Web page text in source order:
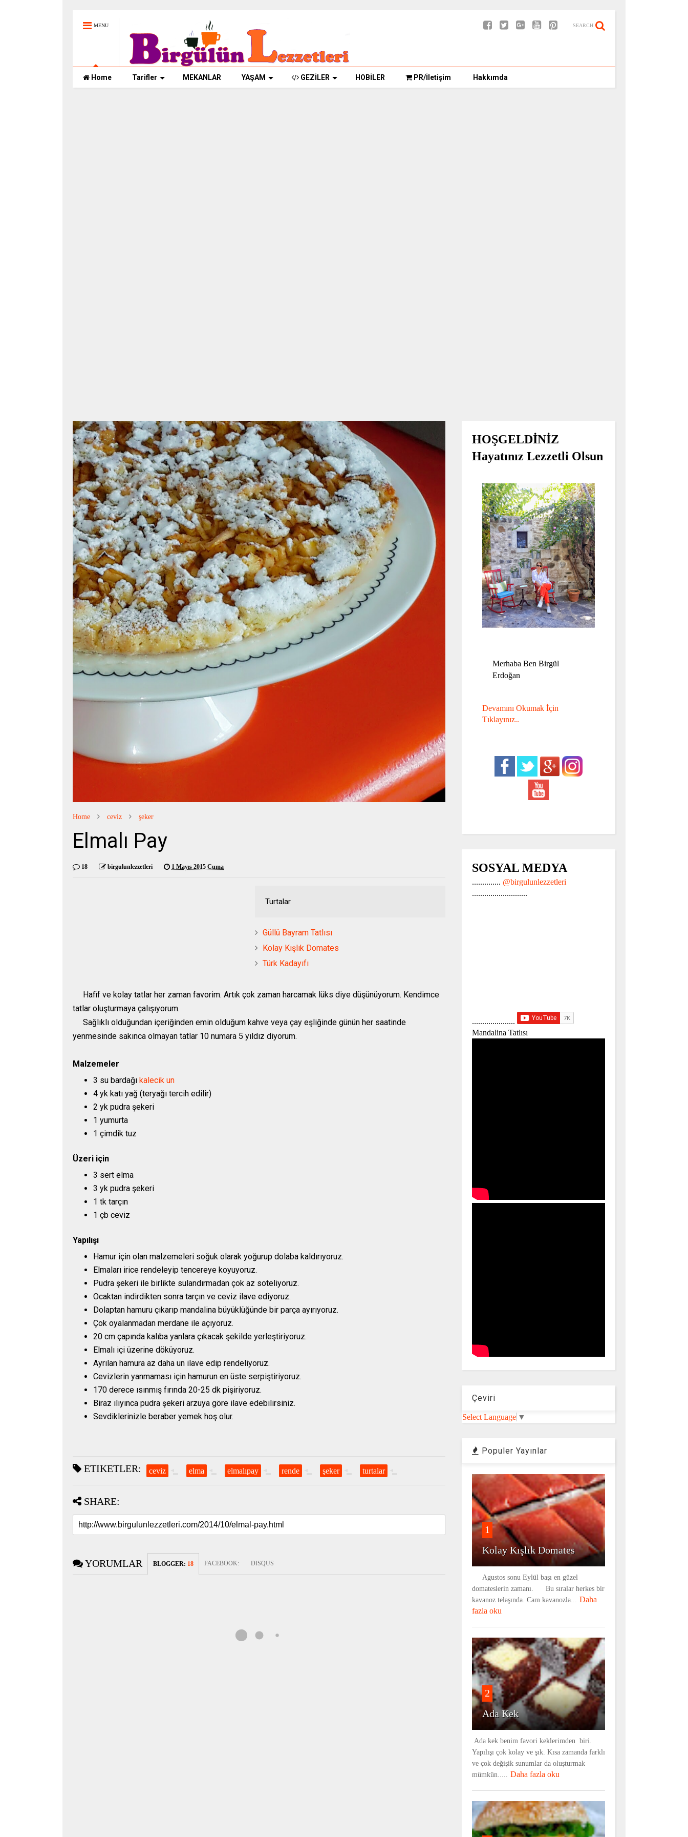
MENU SEARCH
Home Tarifler MEKANLAR YAŞAM GEZİLER HOBİLER PR/İletişim Hakkımda
Home ceviz şeker
Elmalı Pay
18 birgulunlezzetleri 1 Mayıs 2015 Cuma
Turtalar
Güllü Bayram Tatlısı
Kolay Kışlık Domates
Türk Kadayıfı
Hafif ve kolay tatlar her zaman favorim. Artık çok zaman harcamak lüks diye düşünüyorum. Kendimce
tatlar oluşturmaya çalışıyorum.
Sağlıklı olduğundan içeriğinden emin olduğum kahve veya çay eşliğinde günün her saatinde
yenmesinde sakınca olmayan tatlar 10 numara 5 yıldız diyorum.
Malzemeler
3 su bardağı kalecik un
4 yk katı yağ (teryağı tercih edilir)
2 yk pudra şekeri
1 yumurta
1 çimdik tuz
Üzeri için
3 sert elma
3 yk pudra şekeri
1 tk tarçın
1 çb ceviz
Yapılışı
Hamur için olan malzemeleri soğuk olarak yoğurup dolaba kaldırıyoruz.
Elmaları irice rendeleyip tencereye koyuyoruz.
Pudra şekeri ile birlikte sulandırmadan çok az soteliyoruz.
Ocaktan indirdikten sonra tarçın ve ceviz ilave ediyoruz.
Dolaptan hamuru çıkarıp mandalina büyüklüğünde bir parça ayırıyoruz.
Çok oyalanmadan merdane ile açıyoruz.
20 cm çapında kalıba yanlara çıkacak şekilde yerleştiriyoruz.
Elmalı içi üzerine döküyoruz.
Ayrılan hamura az daha un ilave edip rendeliyoruz.
Cevizlerin yanmaması için hamurun en üste serpiştiriyoruz.
170 derece ısınmış fırında 20-25 dk pişiriyoruz.
Biraz ılıyınca pudra şekeri arzuya göre ilave edebilirsiniz.
Sevdiklerinizle beraber yemek hoş olur.
ETIKETLER: ceviz elma elmalıpay rende şeker turtalar
SHARE:
YORUMLAR BLOGGER: 18 FACEBOOK: DISQUS
HOŞGELDİNİZ
Hayatınız Lezzetli Olsun
Merhaba Ben Birgül
Erdoğan
Devamını Okumak İçin
Tıklayınız..
SOSYAL MEDYA
.............. @birgulunlezzetleri
...........................
.....................
Mandalina Tatlısı
Çeviri
Select Language ▼
Populer Yayınlar
1
Kolay Kışlık Domates
Agustos sonu Eylül başı en güzel
domateslerin zamanı. Bu sıralar herkes bir
kavanoz telaşında. Cam kavanozla... Daha
fazla oku
2
Ada Kek
Ada kek benim favori keklerimden biri.
Yapılışı çok kolay ve şık. Kısa zamanda farklı
ve çok değişik sunumlar da oluşturmak
mümkün..... Daha fazla oku